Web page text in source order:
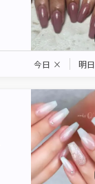
今日 × 明日